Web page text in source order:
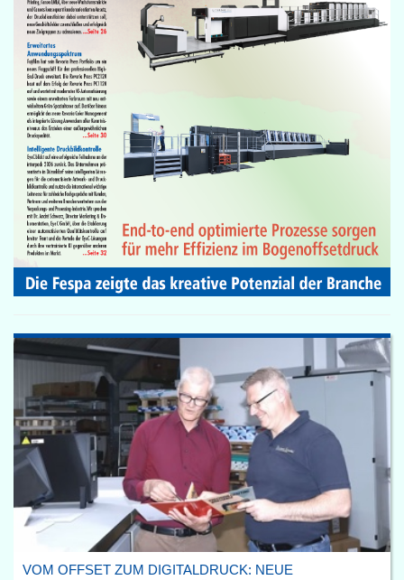
VOM OFFSET ZUM DIGITALDRUCK: NEUE